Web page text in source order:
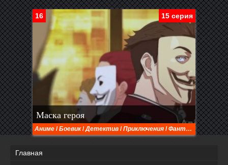
15 серия
16
Маска героя
Аниме /Боевик/Детектив /Приключения /Фантастика /
Главная